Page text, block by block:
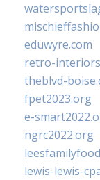
eduwyre.com
retro-
theblvd-
fpet2023.org
e-
ngrc2022.org
lewis-lewis-